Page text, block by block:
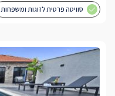
סוויטה פרטית לזוגות ומשפחות